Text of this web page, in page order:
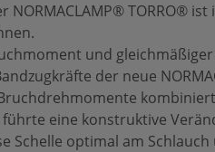
TORRO®
und
der neue
eine konstruktive
Schelle optimal am